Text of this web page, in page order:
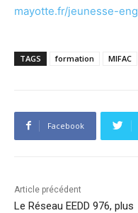
mayotte.fr/jeunesse-
TAGS formation MIFAC
Facebook
Article précédent
Le Réseau EEDD 976, plus